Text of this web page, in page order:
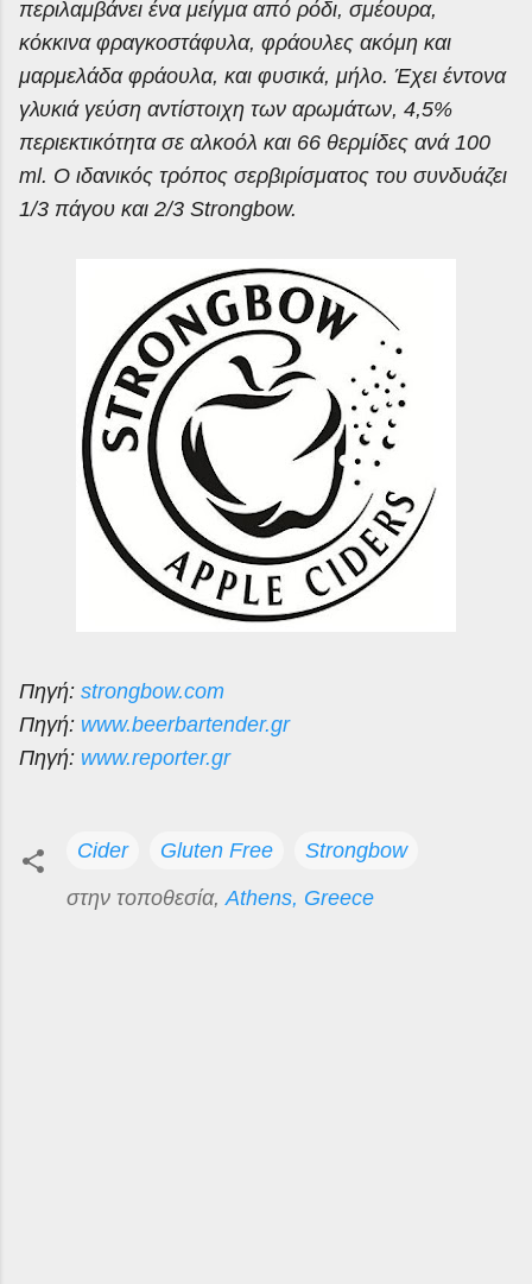
περιλαμβάνει ένα μείγμα από ρόδι, σμέουρα,
κόκκινα φραγκοστάφυλα, φράουλες ακόμη και
μαρμελάδα φράουλα, και φυσικά, μήλο. Έχει έντονα
γλυκιά γεύση αντίστοιχη των αρωμάτων, 4,5%
περιεκτικότητα σε αλκοόλ και 66 θερμίδες ανά 100
ml. Ο ιδανικός τρόπος σερβιρίσματος του συνδυάζει
1/3 πάγου και 2/3 Strongbow.
Πηγή: strongbow.com
Πηγή: www.beerbartender.gr
Πηγή: www.reporter.gr
Cider Gluten Free
Strongbow
στην τοποθεσία,Athens, Greece